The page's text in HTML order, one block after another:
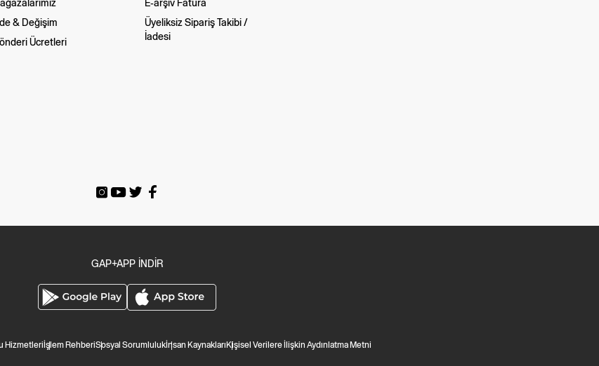
& Değişim
Ücretleri
E-arşiv Fatura
Üyeliksiz Sipariş Takibi /
İadesi
GAP+APP İNDİR
Hizmetleriİşlem RehberiSosyal Sorumlulukİnsan KaynaklarıKişisel Verilere İlişkin Aydınlatma Metni